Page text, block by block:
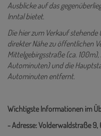
Ausblicke auf das
Inntal bietet.
Die hier zum Verkauf
direkter Nähe zu öffentlichen
Mittelgebirgsstraße (ca.
Autominuten) und die
Autominuten entfernt.
Wichtigste Informationen im
- Adresse: Volderwaldstraße 9,